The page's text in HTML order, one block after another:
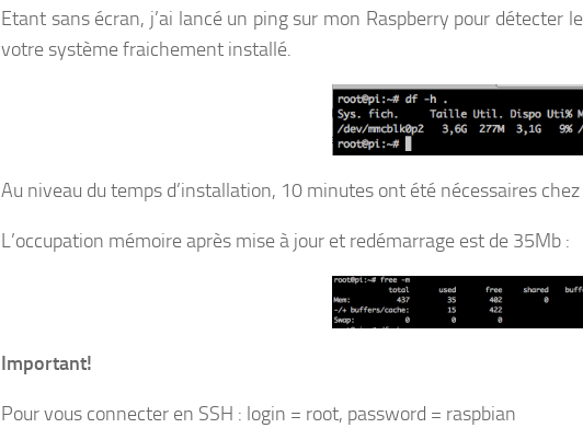
Etant sans écran, j’ai lancé un ping sur mon Raspberry pour détecter
votre système fraichement installé.
Au niveau du temps d’installation, 10 minutes ont été nécessaires
L’occupation mémoire après mise à jour et redémarrage est de 35Mb :
Important!
Pour vous connecter en SSH : login = root, password = raspbian